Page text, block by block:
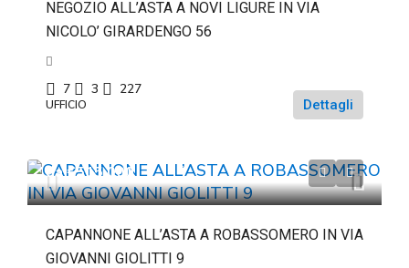
NEGOZIO ALL’ASTA A NOVI LIGURE IN VIA
NICOLO’ GIRARDENGO 56
7 3 227
UFFICIO Dettagli
da€515.000
CAPANNONE ALL’ASTA A ROBASSOMERO IN VIA
GIOVANNI GIOLITTI 9